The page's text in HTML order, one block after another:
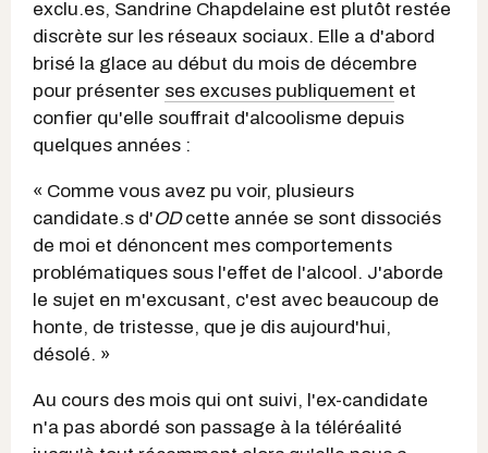
exclu.es, Sandrine Chapdelaine est plutôt restée
discrète sur les réseaux sociaux. Elle a d'abord
brisé la glace au début du mois de décembre
pour présenter ses excuses publiquement et
confier qu'elle souffrait d'alcoolisme depuis
quelques années :
« Comme vous avez pu voir, plusieurs
candidate.s d'ODcette année se sont dissociés
de moi et dénoncent mes comportements
problématiques sous l'effet de l'alcool. J'aborde
le sujet en m'excusant, c'est avec beaucoup de
honte, de tristesse, que je dis aujourd'hui,
désolé. »
Au cours des mois qui ont suivi, l'ex-candidate
n'a pas abordé son passage à la téléréalité